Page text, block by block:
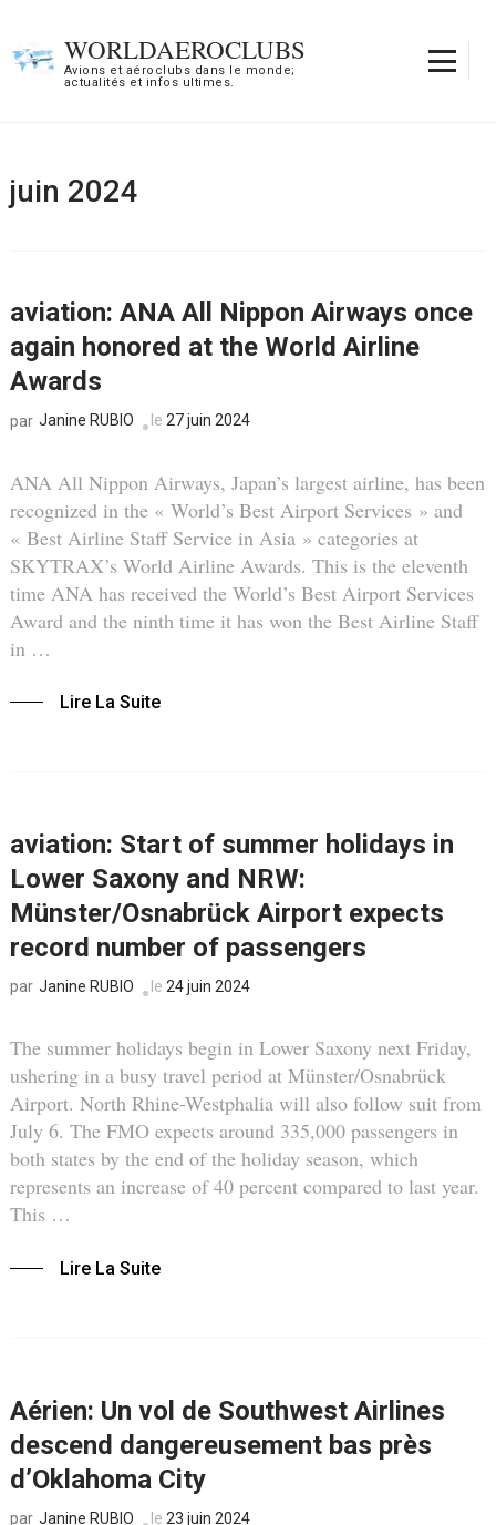
contenu
WORLDAEROCLUBS
Avions et aéroclubs dans le monde;
actualités et infos ultimes.
juin 2024
aviation: ANA All Nippon Airways once
again honored at the World Airline
Awards
par Janine RUBIO le 27 juin 2024
ANA All Nippon Airways, Japan’s largest airline, has been
recognized in the « World’s Best Airport Services » and
« Best Airline Staff Service in Asia » categories at
SKYTRAX’s World Airline Awards. This is the eleventh
time ANA has received the World’s Best Airport Services
Award and the ninth time it has won the Best Airline Staff
in …
Lire La Suite
aviation: Start of summer holidays in
Lower Saxony and NRW:
Münster/Osnabrück Airport expects
record number of passengers
par Janine RUBIO le 24 juin 2024
The summer holidays begin in Lower Saxony next Friday,
ushering in a busy travel period at Münster/Osnabrück
Airport. North Rhine-Westphalia will also follow suit from
July 6. The FMO expects around 335,000 passengers in
both states by the end of the holiday season, which
represents an increase of 40 percent compared to last year.
This …
Lire La Suite
Aérien: Un vol de Southwest Airlines
descend dangereusement bas près
d’Oklahoma City
par Janine RUBIO le 23 juin 2024